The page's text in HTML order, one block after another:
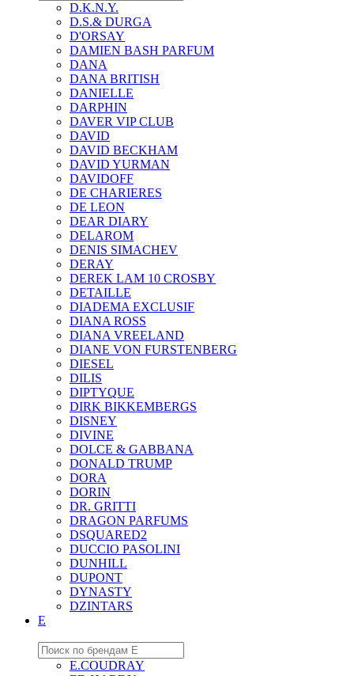
D.K.N.Y.
D.S.& DURGA
D'ORSAY
DAMIEN BASH PARFUM
DANA
DANA BRITISH
DANIELLE
DARPHIN
DAVER VIP CLUB
DAVID
DAVID BECKHAM
DAVID YURMAN
DAVIDOFF
DE CHARIERES
DE LEON
DEAR DIARY
DELAROM
DENIS SIMACHEV
DERAY
DEREK LAM 10 CROSBY
DETAILLE
DIADEMA EXCLUSIF
DIANA ROSS
DIANA VREELAND
DIANE VON FURSTENBERG
DIESEL
DILIS
DIPTYQUE
DIRK BIKKEMBERGS
DISNEY
DIVINE
DOLCE & GABBANA
DONALD TRUMP
DORA
DORIN
DR. GRITTI
DRAGON PARFUMS
DSQUARED2
DUCCIO PASOLINI
DUNHILL
DUPONT
DYNASTY
DZINTARS
E
E.COUDRAY